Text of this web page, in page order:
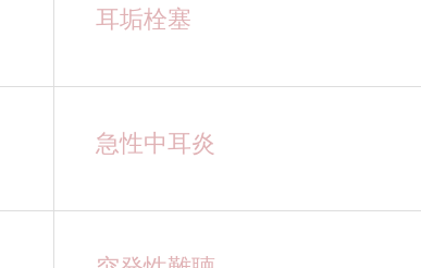
耳垢栓塞
急性中耳炎